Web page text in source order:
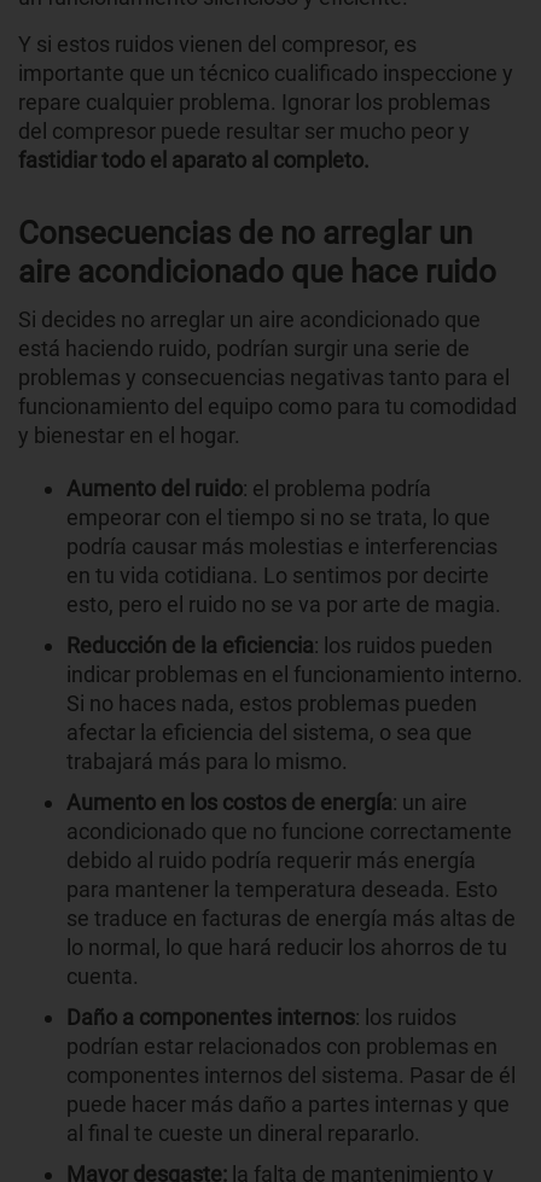
Y si estos ruidos vienen del compresor, es
importante que un técnico cualificado inspeccione y
repare cualquier problema. Ignorar los problemas
del compresor puede resultar ser mucho peor y
fastidiar todo el aparato al completo.
Consecuencias de no arreglar un
aire acondicionado que hace ruido
Si decides no arreglar un aire acondicionado que
está haciendo ruido, podrían surgir una serie de
problemas y consecuencias negativas tanto para el
funcionamiento del equipo como para tu comodidad
y bienestar en el hogar.
Aumento del ruido: el problema podría
empeorar con el tiempo si no se trata, lo que
podría causar más molestias e interferencias
en tu vida cotidiana. Lo sentimos por decirte
esto, pero el ruido no se va por arte de magia.
Reducción de la eficiencia: los ruidos pueden
indicar problemas en el funcionamiento interno.
Si no haces nada, estos problemas pueden
afectar la eficiencia del sistema, o sea que
trabajará más para lo mismo.
Aumento en los costos de energía: un aire
acondicionado que no funcione correctamente
debido al ruido podría requerir más energía
para mantener la temperatura deseada. Esto
se traduce en facturas de energía más altas de
lo normal, lo que hará reducir los ahorros de tu
cuenta.
Daño a componentes internos: los ruidos
podrían estar relacionados con problemas en
componentes internos del sistema. Pasar de él
puede hacer más daño a partes internas y que
al final te cueste un dineral repararlo.
Mayor desgaste: la falta de mantenimiento y